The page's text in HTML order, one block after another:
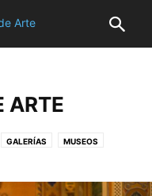
ARTE
GALERÍAS MUSEOS